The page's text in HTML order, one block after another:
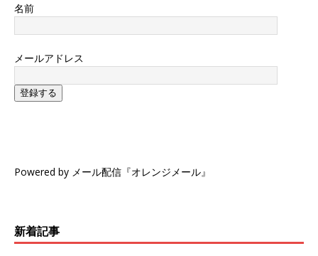
名前
メールアドレス
登録する
Powered by メール配信『オレンジメール』
新着記事